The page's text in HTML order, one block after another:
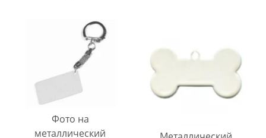
Фото на
металлический